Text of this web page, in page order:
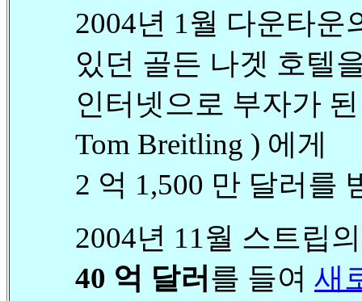
2004년 1월 다운타
있던 골든 나겟 호텔
인터넷으로 부자가
Tom Breitling ) 에게
2 억 1,500 만 달러를
2004년 11월 스트립
40 억 달러 를 들여 새